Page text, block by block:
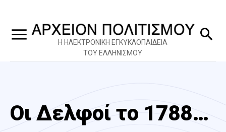
Η ΗΛΕΚΤΡΟΝΙΚΗ ΕΓΚΥΚΛΟΠΑΙΔΕΙΑ
ΤΟΥ ΕΛΛΗΝΙΣΜΟΥ
Οι Δελφοί το 1788…